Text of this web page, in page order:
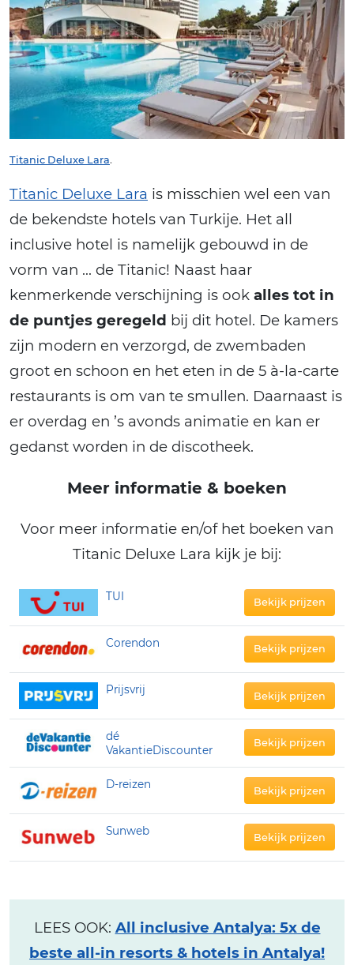
Titanic Deluxe Lara.
Titanic Deluxe Lara is misschien wel een van
de bekendste hotels van Turkije. Het all
inclusive hotel is namelijk gebouwd in de
vorm van … de Titanic! Naast haar
kenmerkende verschijning is ook alles tot in
de puntjes geregeld bij dit hotel. De kamers
zijn modern en verzorgd, de zwembaden
groot en schoon en het eten in de 5 à-la-carte
restaurants is om van te smullen. Daarnaast is
er overdag en ’s avonds animatie en kan er
gedanst worden in de discotheek.
Meer informatie & boeken
Voor meer informatie en/of het boeken van
Titanic Deluxe Lara kijk je bij:
TUI Bekijk prijzen
Corendon Bekijk prijzen
Prijsvrij Bekijk prijzen
dé
VakantieDiscounter
Bekijk prijzen
D-reizen Bekijk prijzen
Sunweb Bekijk prijzen
LEES OOK: All inclusive Antalya: 5x de
beste all-in resorts & hotels in Antalya!